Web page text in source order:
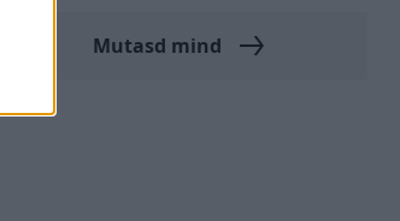
Mutasd mind